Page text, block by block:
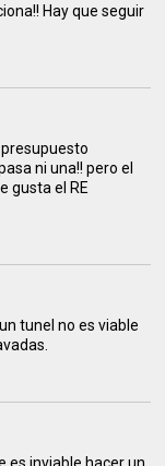
Hay que seguir
ni una!! pero el
gusta el RE
tunel no es viable